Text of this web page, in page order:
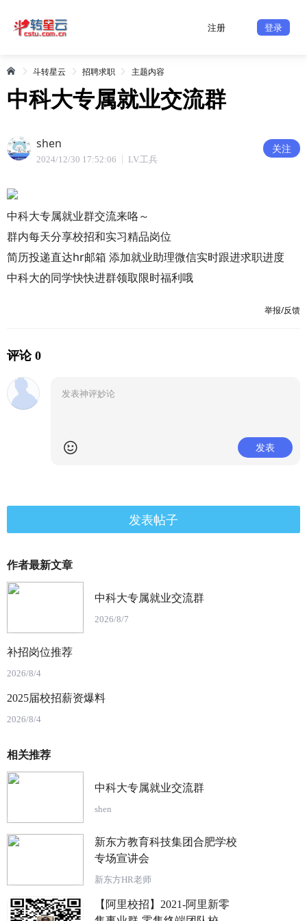
注册 登录
斗转星云 招聘求职 主题内容
中科大专属就业交流群
shen
2024/12/30 17:52:06 LV.工兵
关注
中科大专属就业群交流来咯～
群内每天分享校招和实习精品岗位
简历投递直达hr邮箱 添加就业助理微信实时跟进求职进度
​中科大的同学快快进群领取限时福利哦
举报/反馈
评论 0
发表
发表帖子
作者最新文章
中科大专属就业交流群
2026/8/7
补招岗位推荐
2026/8/4
2025届校招薪资爆料
2026/8/4
相关推荐
中科大专属就业交流群
shen
新东方教育科技集团合肥学校
专场宣讲会
新东方HR老师
【阿里校招】2021-阿里新零